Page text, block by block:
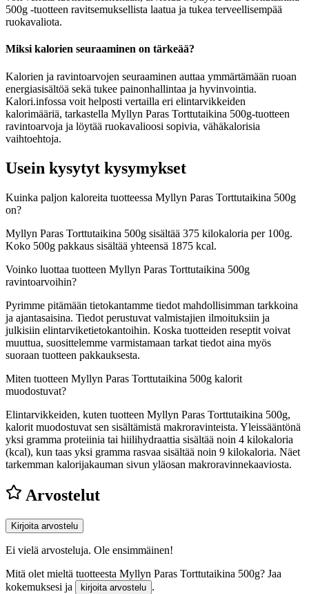
500g -tuotteen ravitsemuksellista laatua ja tukea terveellisempää
ruokavaliota.
Miksi kalorien seuraaminen on tärkeää?
Kalorien ja ravintoarvojen seuraaminen auttaa ymmärtämään ruoan
energiasisältöä sekä tukee painonhallintaa ja hyvinvointia.
Kalori.infossa voit helposti vertailla eri elintarvikkeiden
kalorimääriä, tarkastella Myllyn Paras Torttutaikina 500g-tuotteen
ravintoarvoja ja löytää ruokavalioosi sopivia, vähäkalorisia
vaihtoehtoja.
Usein kysytyt kysymykset
Kuinka paljon kaloreita tuotteessa Myllyn Paras Torttutaikina 500g
on?
Myllyn Paras Torttutaikina 500g sisältää 375 kilokaloria per 100g.
Koko 500g pakkaus sisältää yhteensä 1875 kcal.
Voinko luottaa tuotteen Myllyn Paras Torttutaikina 500g
ravintoarvoihin?
Pyrimme pitämään tietokantamme tiedot mahdollisimman tarkkoina
ja ajantasaisina. Tiedot perustuvat valmistajien ilmoituksiin ja
julkisiin elintarviketietokantoihin. Koska tuotteiden reseptit voivat
muuttua, suosittelemme varmistamaan tarkat tiedot aina myös
suoraan tuotteen pakkauksesta.
Miten tuotteen Myllyn Paras Torttutaikina 500g kalorit
muodostuvat?
Elintarvikkeiden, kuten tuotteen Myllyn Paras Torttutaikina 500g,
kalorit muodostuvat sen sisältämistä makroravinteista. Yleissääntönä
yksi gramma proteiinia tai hiilihydraattia sisältää noin 4 kilokaloria
(kcal), kun taas yksi gramma rasvaa sisältää noin 9 kilokaloria. Näet
tarkemman kalorijakauman sivun yläosan makroravinnekaaviosta.
Arvostelut
Kirjoita arvostelu
Ei vielä arvosteluja. Ole ensimmäinen!
Mitä olet mieltä tuotteesta Myllyn Paras Torttutaikina 500g? Jaa
kokemuksesi ja
kirjoita arvostelu .